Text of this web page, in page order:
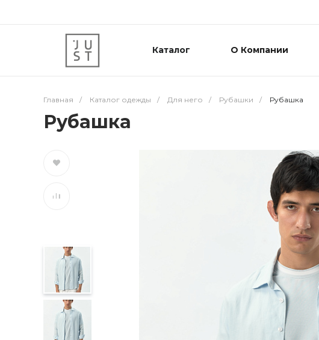
Каталог О Компании
Главная / Каталог одежды / Для него / Рубашки / Рубашка
Рубашка